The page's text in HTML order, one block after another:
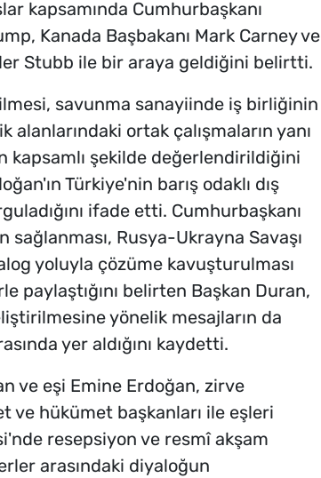
kapsamında Cumhurbaşkanı
Kanada Başbakanı Mark Carney ve
Stubb ile bir araya geldiğini belirtti.
savunma sanayiinde iş birliğinin
alanlarındaki ortak çalışmaların yanı
kapsamlı şekilde değerlendirildiğini
Türkiye'nin barış odaklı dış
ifade etti. Cumhurbaşkanı
sağlanması, Rusya-Ukrayna Savaşı
yoluyla çözüme kavuşturulması
paylaştığını belirten Başkan Duran,
yönelik mesajların da
yer aldığını kaydetti.
ve eşi Emine Erdoğan, zirve
ve hükümet başkanları ile eşleri
resepsiyon ve resmî akşam
arasındaki diyaloğun